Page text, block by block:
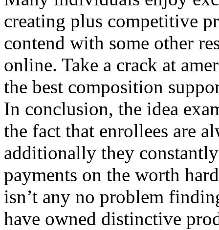
creating plus competitive
contend with some other
online. Take a crack at
the best composition
In conclusion, the idea
the fact that enrollees are
additionally they
payments on the worth
isn’t any no problem
have owned distinctive